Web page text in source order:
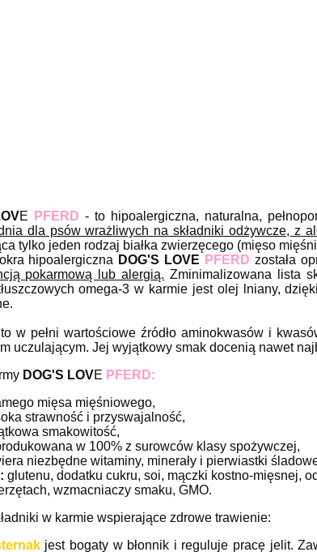
E PFERD - to hipoalergiczna, naturalna,
dla psów wrażliwych na składniki odżywcze, z
tylko jeden rodzaj białka zwierzęcego (mięso
hipoalergiczna DOG'S LOVE PFERD została
pokarmową lub alergią. Zminimalizowana lista
omega-3 w karmie jest olej lniany,
w pełni wartościowe źródło aminokwasów i
uczulającym. Jej wyjątkowy smak docenią nawet
DOG'S LOVE PFERD:
mięsa mięśniowego,
strawność i przyswajalność,
smakowitość,
w 100% z surowców klasy spożywczej,
niezbędne witaminy, minerały i pierwiastki
glutenu, dodatku cukru, soi, mączki kostno-mięsnej,
wzmacniaczy smaku, GMO.
w karmie wspierającezdrowe trawienie:
jest bogaty w błonnik i reguluje pracę jelit.